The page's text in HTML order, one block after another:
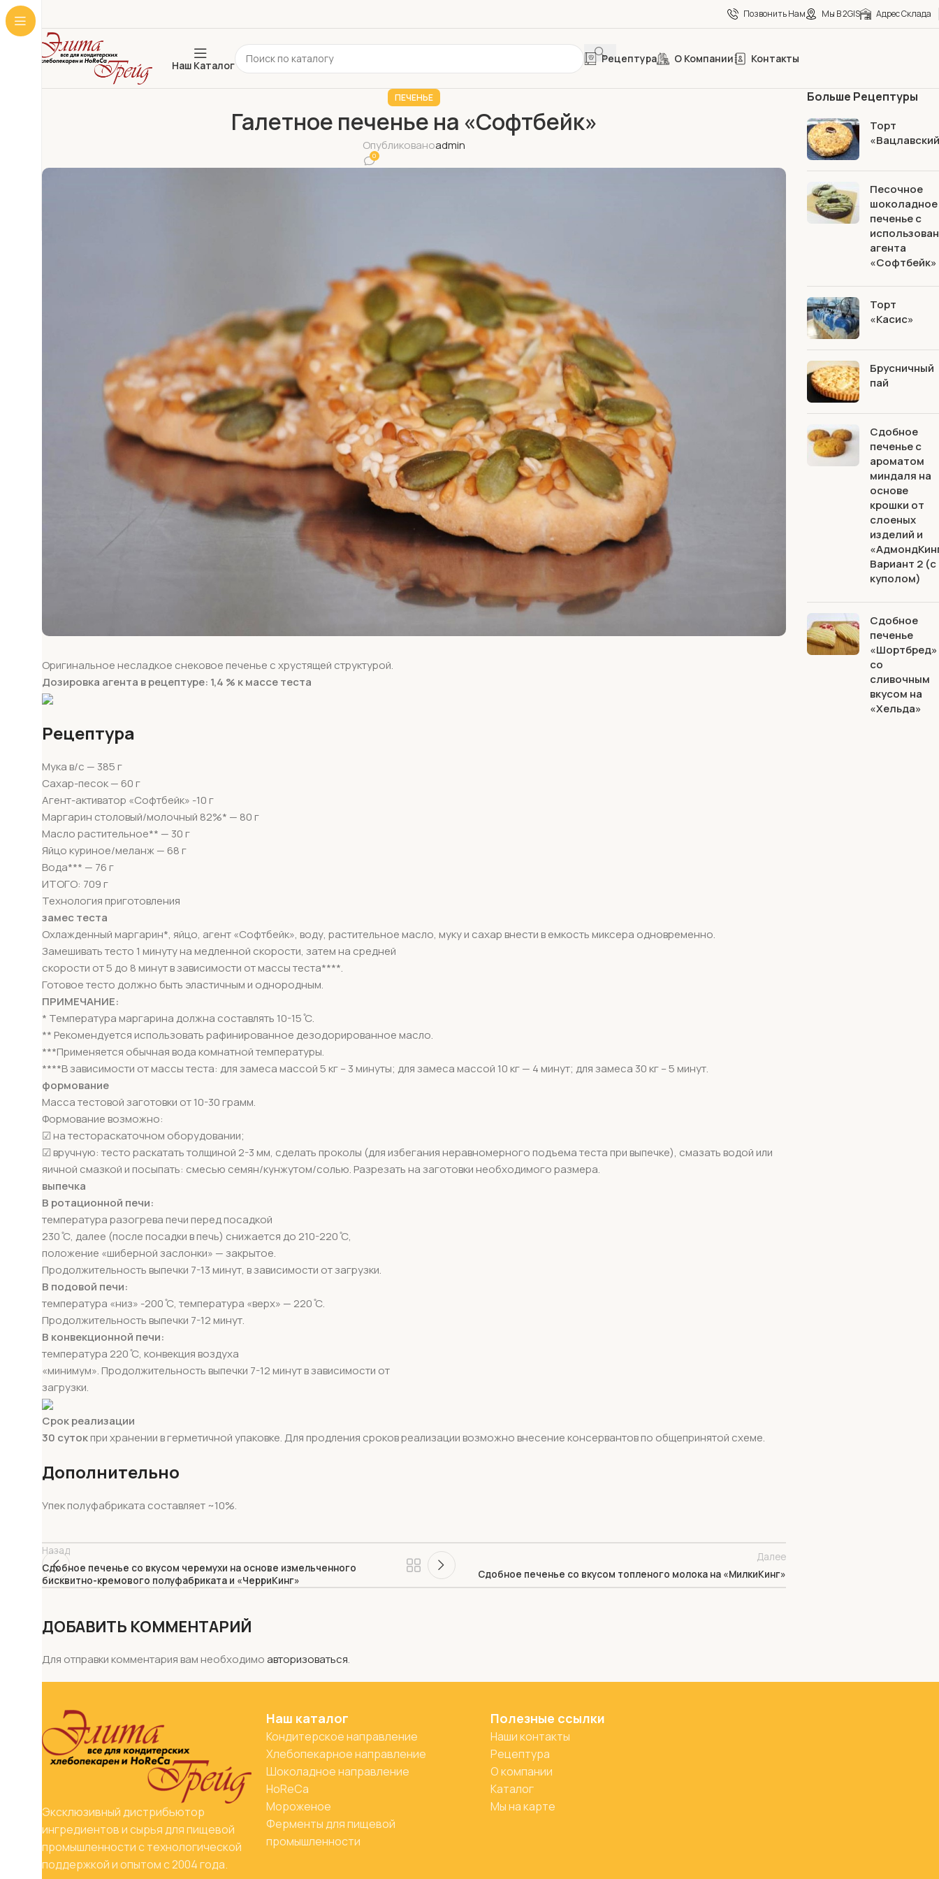
Позвонить Нам Мы В 2GIS Адрес Склада
Наш Каталог
Рецептура О Компании Контакты
ПЕЧЕНЬЕ
Галетное печенье на «Софтбейк»
Опубликованоadmin
0
Оригинальное несладкое снековое печенье с хрустящей структурой.
Дозировка агента в рецептуре: 1,4 % к массе теста
Рецептура
Мука в/с — 385 г
Сахар-песок — 60 г
Агент-активатор «Софтбейк» -10 г
Маргарин столовый/молочный 82%* — 80 г
Масло растительное** — 30 г
Яйцо куриное/меланж — 68 г
Вода*** — 76 г
ИТОГО: 709 г
Технология приготовления
замес теста
Охлажденный маргарин*, яйцо, агент «Софтбейк», воду, растительное масло, муку и сахар внести в емкость миксера одновременно.
Замешивать тесто 1 минуту на медленной скорости, затем на средней
скорости от 5 до 8 минут в зависимости от массы теста****.
Готовое тесто должно быть эластичным и однородным.
ПРИМЕЧАНИЕ:
* Температура маргарина должна составлять 10-15 ̊С.
** Рекомендуется использовать рафинированное дезодорированное масло.
***Применяется обычная вода комнатной температуры.
****В зависимости от массы теста: для замеса массой 5 кг – 3 минуты; для замеса массой 10 кг — 4 минут; для замеса 30 кг – 5 минут.
формование
Масса тестовой заготовки от 10-30 грамм.
Формование возможно:
☑ на тестораскаточном оборудовании;
☑ вручную: тесто раскатать толщиной 2-3 мм, сделать проколы (для избегания неравномерного подъема теста при выпечке), смазать водой или
яичной смазкой и посыпать: смесью семян/кунжутом/солью. Разрезать на заготовки необходимого размера.
выпечка
В ротационной печи:
температура разогрева печи перед посадкой
230 ̊С, далее (после посадки в печь) снижается до 210-220 ̊С,
положение «шиберной заслонки» — закрытое.
Продолжительность выпечки 7-13 минут, в зависимости от загрузки.
В подовой печи:
температура «низ» -200 ̊С, температура «верх» — 220 ̊С.
Продолжительность выпечки 7-12 минут.
В конвекционной печи:
температура 220 ̊С, конвекция воздуха
«минимум». Продолжительность выпечки 7-12 минут в зависимости от
загрузки.
Срок реализации
30 сутокпри хранении в герметичной упаковке. Для продления сроков реализации возможно внесение консервантов по общепринятой схеме.
Дополнительно
Упек полуфабриката составляет ~10%.
Назад
Сдобное печенье со вкусом черемухи на основе измельченного
бисквитно-кремового полуфабриката и «ЧерриКинг»
Далее
Сдобное печенье со вкусом топленого молока на «МилкиКинг»
ДОБАВИТЬ КОММЕНТАРИЙ
Для отправки комментария вам необходимоавторизоваться.
Больше Рецептуры
Торт
Песочное
шоколадное
печенье с
агента
«Софтбейк»
Торт
«Касис»
Брусничный
пай
Сдобное
печенье с
ароматом
миндаля на
основе
крошки от
слоеных
изделий и
Вариант 2 (с
куполом)
Сдобное
печенье
«Шортбред»
со
сливочным
вкусом на
«Хельда»
Эксклюзивный дистрибьютор
ингредиентов и сырья для пищевой
промышленности с технологической
поддержкой и опытом с 2004 года.
Наш каталог
Кондитерское направление
Хлебопекарное направление
Шоколадное направление
HoReCa
Мороженое
Ферменты для пищевой
промышленности
Полезные ссылки
Наши контакты
Рецептура
О компании
Каталог
Мы на карте